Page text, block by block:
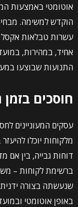
אוטומטי באמצעות
הוקדש למשימה.
עשרות טבלאות
אחיד, במהירות,
התנועות שבוצעו
חוסכים בזמן
עסקים המעוניינים
מלקוחות יוכלו
דוחות גבייה, בין אם
ברשימת לקוחות –
שנעשתה בצורה ידנית
באופן אוטומטי